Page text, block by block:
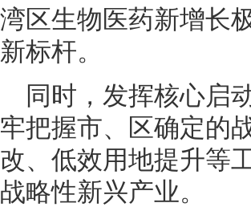
湾区生物医药新增长
新标杆。
同时，发挥核心启
牢把握市、区确定的
改、低效用地提升等
战略性新兴产业。